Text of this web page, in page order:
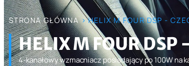
STRONA GŁÓWNA> HELIX M FOUR DSP -
HELIX M FOUR
4-kanałowy wzmacniacz posiadający po 100W na